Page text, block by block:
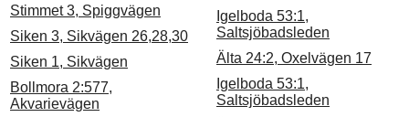
Stimmet 3, Spiggvägen
Siken 3, Sikvägen 26,28,30
Siken 1, Sikvägen
Bollmora 2:577,
Akvarievägen
Igelboda 53:1,
Saltsjöbadsleden
Älta 24:2, Oxelvägen 17
Igelboda 53:1,
Saltsjöbadsleden